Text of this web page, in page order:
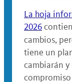
La hoja
2026
cambios,
tiene un
cambiarán